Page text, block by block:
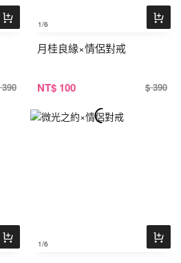
1/6
月桂良緣×情侶對戒
NT$ 100 $ 390
1/6